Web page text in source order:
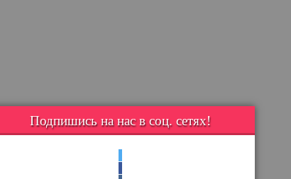
Подпишись на нас в соц. сетях!